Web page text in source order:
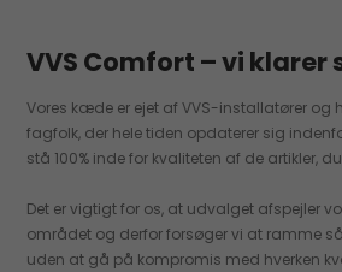
VVS Comfort – vi
Vores kæde er ejet af VVS-installatører og
fagfolk, der hele tiden opdaterer sig
stå 100% inde for kvaliteten af de artikler,
Det er vigtigt for os, at udvalget afspejler
området og derfor forsøger vi at ramme
uden at gå på kompromis med hverken